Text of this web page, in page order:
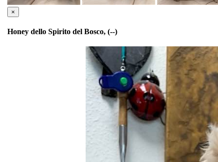
×
Honey dello Spirito del Bosco, (--)